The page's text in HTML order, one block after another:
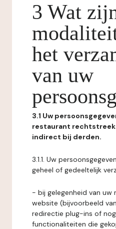
3 Wat
het
van uw
3.1 Uw
restaurant
indirect bij derden.
3.1.1. Uw
geheel of gedeeltelijk
- bij gelegenheid van uw
website (bijvoorbeeld
redirectie plug-ins of
functionaliteiten die